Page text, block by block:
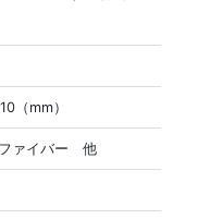
（mm）
ファイバー 他